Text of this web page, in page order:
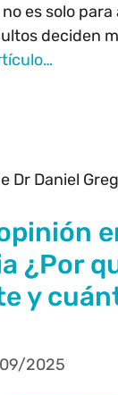
es solo
deciden
Dr Daniel
¿Por
y
2025